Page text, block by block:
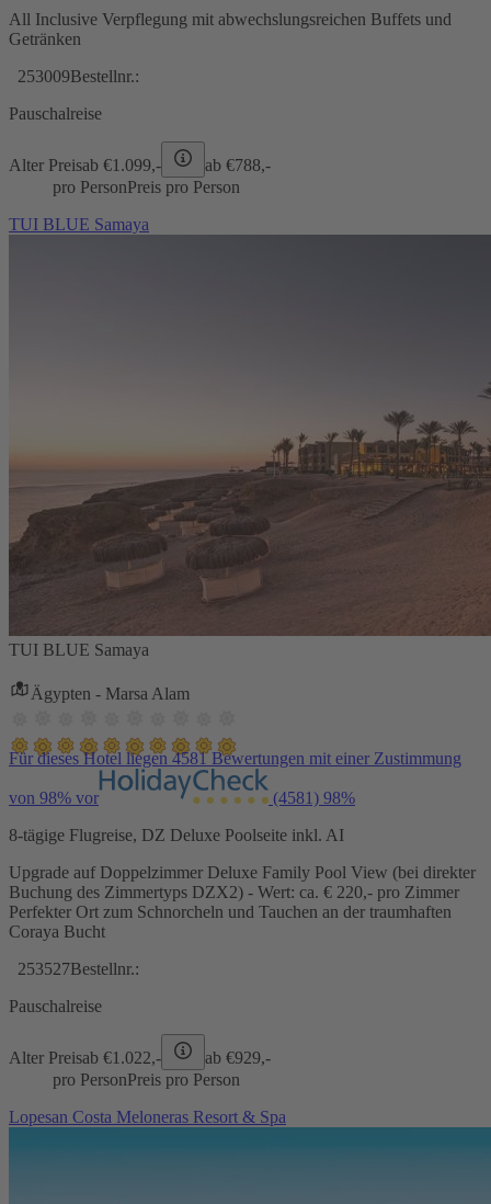
All Inclusive Verpflegung mit abwechslungsreichen Buffets und
Getränken
253009Bestellnr.:
Pauschalreise
Alter Preisab €1.099,- ab €788,-
pro PersonPreis pro Person
TUI BLUE Samaya
TUI BLUE Samaya
Ägypten - Marsa Alam
Für dieses Hotel liegen 4581 Bewertungen mit einer Zustimmung
von 98% vor (4581) 98%
8-tägige Flugreise, DZ Deluxe Poolseite inkl. AI
Upgrade auf Doppelzimmer Deluxe Family Pool View (bei direkter
Buchung des Zimmertyps DZX2) - Wert: ca. € 220,- pro Zimmer
Perfekter Ort zum Schnorcheln und Tauchen an der traumhaften
Coraya Bucht
253527Bestellnr.:
Pauschalreise
Alter Preisab €1.022,- ab €929,-
pro PersonPreis pro Person
Lopesan Costa Meloneras Resort & Spa